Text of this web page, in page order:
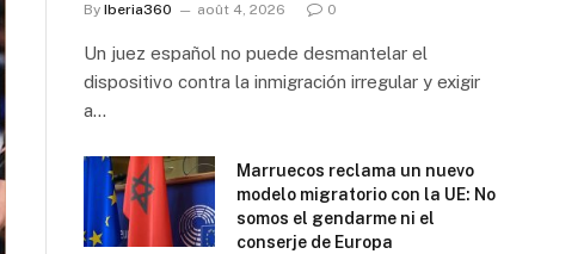
By Iberia360 août 4, 2026 0
Un juez español no puede desmantelar el
dispositivo contra la inmigración irregular y exigir
a…
Marruecos reclama un nuevo
modelo migratorio con la UE: No
somos el gendarme ni el
conserje de Europa